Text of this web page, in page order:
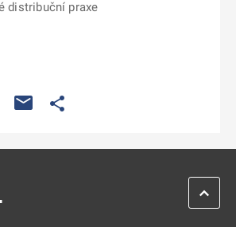
distribuční praxe
na nové kartě
se otevře na nové kartě
Odkaz se otevře na nové kartě
ZPĚT